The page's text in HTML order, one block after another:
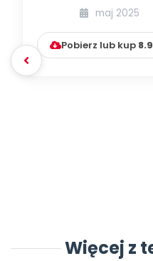
językiem
czerwiec...
maj 2025
Pobierz lub kup
Więcej z